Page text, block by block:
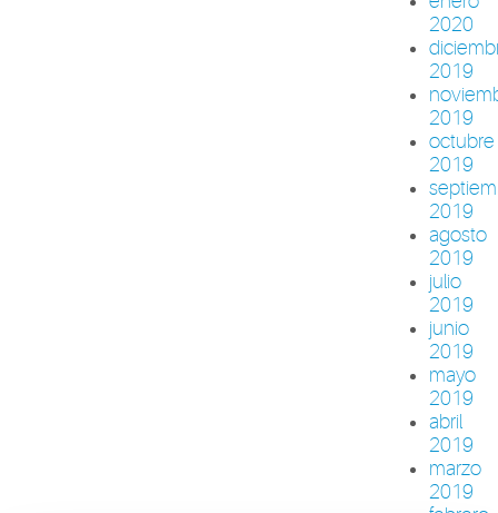
2020
2019
2019
octubre
2019
2019
agosto
2019
julio
2019
junio
2019
mayo
2019
abril
2019
marzo
2019